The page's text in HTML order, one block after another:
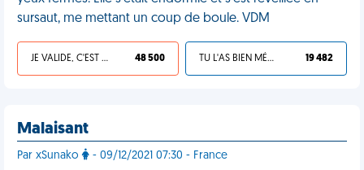
sursaut, me mettant un coup de boule. VDM
JE VALIDE, C'EST UNE VDM 48 500 TU L'AS BIEN MÉRITÉ 19 482
Malaisant
Par xSunako - 09/12/2021 07:30 - France